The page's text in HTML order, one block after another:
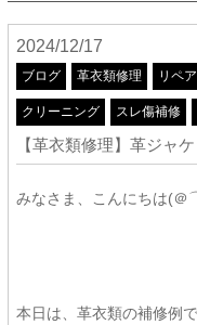
2024/12/17
ブログ 革衣類修理 リペ
クリーニング スレ傷補修
【革衣類修理】革ジャ
みなさま、こんにちは(
本日は、革衣類の補修例で